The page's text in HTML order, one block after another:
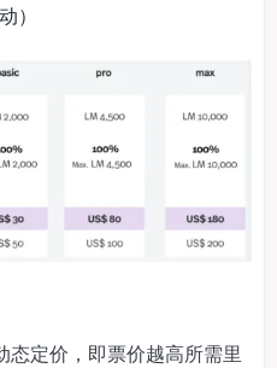
）
定价，即票价越高所需里